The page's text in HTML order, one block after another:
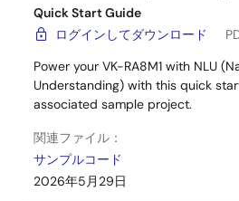
Quick Start Guide
ログインしてダウンロード
Power your VK-RA8M1 with NLU
Understanding) with this quick
associated sample project.
関連ファイル：
サンプルコード
2026年5月29日